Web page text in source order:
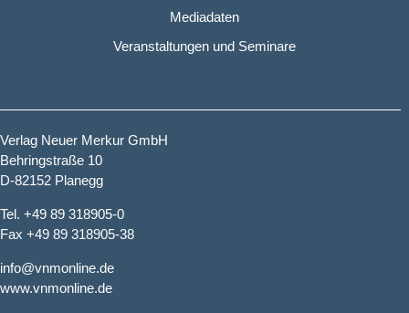
Mediadaten
Veranstaltungen und Seminare
Verlag Neuer Merkur GmbH
Behringstraße 10
D-82152 Planegg
Tel. +49 89 318905-0
Fax +49 89 318905-38
info@vnmonline.de
www.vnmonline.de